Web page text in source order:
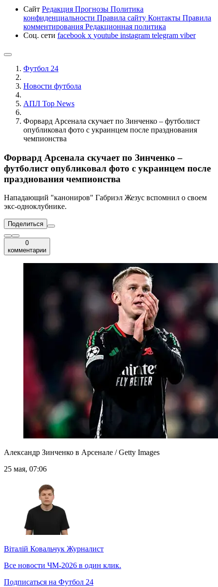
Сайт Редакция Прогнозы Политика
конфиденциальности Правила сайту Контакты Правила
комментирования Редакционная политика
Соц. сети facebook x youtube instagram telegram viber
Футбол 24
Новости футбола
АПЛ Top News
Форвард Арсенала скучает по Зинченко – футболист
опубликовал фото с украинцем после празднования
чемпионства
Форвард Арсенала скучает по Зинченко –
футболист опубликовал фото с украинцем после
празднования чемпионства
Нападающий "канониров" Габриэл Жезус вспомнил о своем
экс-одноклубнике.
Поделиться
0
комментарии
Александр Зинченко в Арсенале / Getty Images
25 мая, 07:06
Віталій Ковальчук Журналист
Все новости ЧМ-2026 в один клик.
Подписаться на Футбол 24